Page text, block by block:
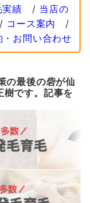
実績 / 当店の
コース案内
/
・お問い合わせ
の最後の砦が仙
樹です。記事を